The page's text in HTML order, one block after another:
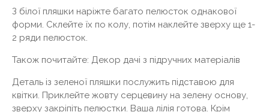
З білої пляшки наріжте багато пелюсток однакової
форми. Склейте їх по колу, потім наклейте зверху ще 1-
2 ряди пелюсток.
Також почитайте: Декор дачі з підручних матеріалів
Деталь із зеленої пляшки послужить підставою для
квітки. Приклейте жовту серцевину на зелену основу,
зверху закріпіть пелюстки. Ваша лілія готова. Крім